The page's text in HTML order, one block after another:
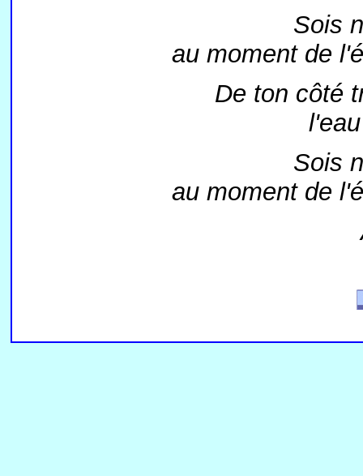
Sois
au moment de
De ton côté
Sois
au moment de